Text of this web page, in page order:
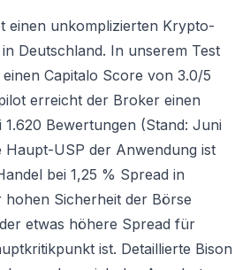
einen unkomplizierten Krypto-
Deutschland. In unserem Test
Capitalo Score von 3.0/5
erreicht der Broker einen
Bewertungen (Stand: Juni
Haupt-USP der Anwendung ist
bei 1,25 % Spread in
hohen Sicherheit der Börse
etwas höhere Spread für
ist. Detaillierte Bison